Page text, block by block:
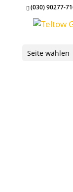
(030) 90277-
Seite wählen